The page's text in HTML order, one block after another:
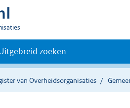
zoeken
van Overheidsorganisaties